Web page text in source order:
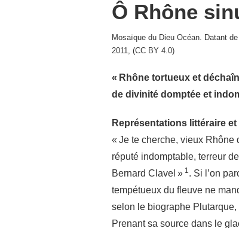
Ô Rhône
Mosaïque du Dieu Océan. Datant
2011, (CC BY 4.0)
« Rhône tortueux et
de divinité domptée et
Représentations littéraire
« Je te cherche, vieux
réputé indomptable, terreur
Bernard Clavel » 1. Si l’on
tempétueux du fleuve ne
selon le biographe Plutarque,
Prenant sa source dans le